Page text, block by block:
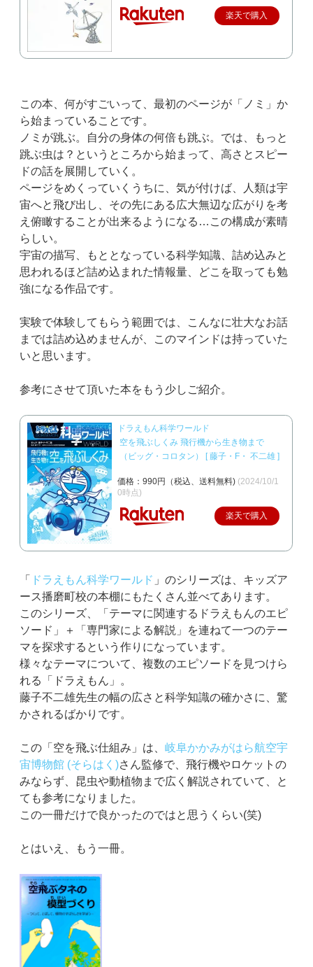
楽天で購入
この本、何がすごいって、最初のページが「ノミ」か
ら始まっていることです。
ノミが跳ぶ。自分の身体の何倍も跳ぶ。では、もっと
跳ぶ虫は？というところから始まって、高さとスピー
ドの話を展開していく。
ページをめくっていくうちに、気が付けば、人類は宇
宙へと飛び出し、その先にある広大無辺な広がりを考
え俯瞰することが出来るようになる… この構成が素晴
らしい。
宇宙の描写、もととなっている科学知識、詰め込みと
思われるほど詰め込まれた情報量、どこを取っても勉
強になる作品です。
実験で体験してもらう範囲では、こんなに壮大なお話
までは詰め込めませんが、このマインドは持っていた
いと思います。
参考にさせて頂いた本をもう少しご紹介。
ドラえもん科学ワールド
空を飛ぶしくみ 飛行機から生き物まで
（ビッグ・コロタン） [ 藤子・F・ 不二雄 ]
価格：990円（税込、送料無料) (2024/10/1
0時点)
楽天で購入
「 ドラえもん科学ワールド 」のシリーズは、キッズア
ース播磨町校の本棚にもたくさん並べてあります。
このシリーズ、「テーマに関連するドラえもんのエピ
ソード」＋「専門家による解説」を連ねて一つのテー
マを探求するという作りになっています。
様々なテーマについて、複数のエピソードを見つけら
れる「ドラえもん」。
藤子不二雄先生の幅の広さと科学知識の確かさに、驚
かされるばかりです。
この「空を飛ぶ仕組み」は、岐阜かかみがはら航空宇
宙博物館 (そらはく)さん監修で、飛行機やロケットの
みならず、昆虫や動植物まで広く解説されていて、と
ても参考になりました。
この一冊だけで良かったのではと思うくらい(笑)
とはいえ、もう一冊。